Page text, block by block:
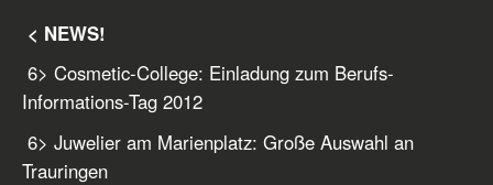
< NEWS!
6> Cosmetic-College: Einladung zum Berufs-
Informations-Tag 2012
6> Juwelier am Marienplatz: Große Auswahl an
Trauringen